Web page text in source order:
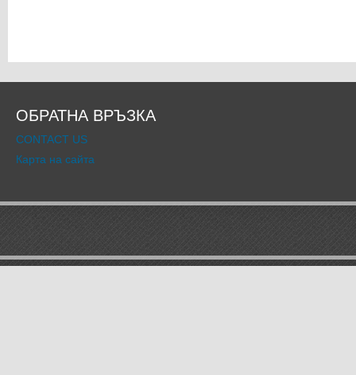
ОБРАТНА ВРЪЗКА
CONTACT US
Карта на сайта